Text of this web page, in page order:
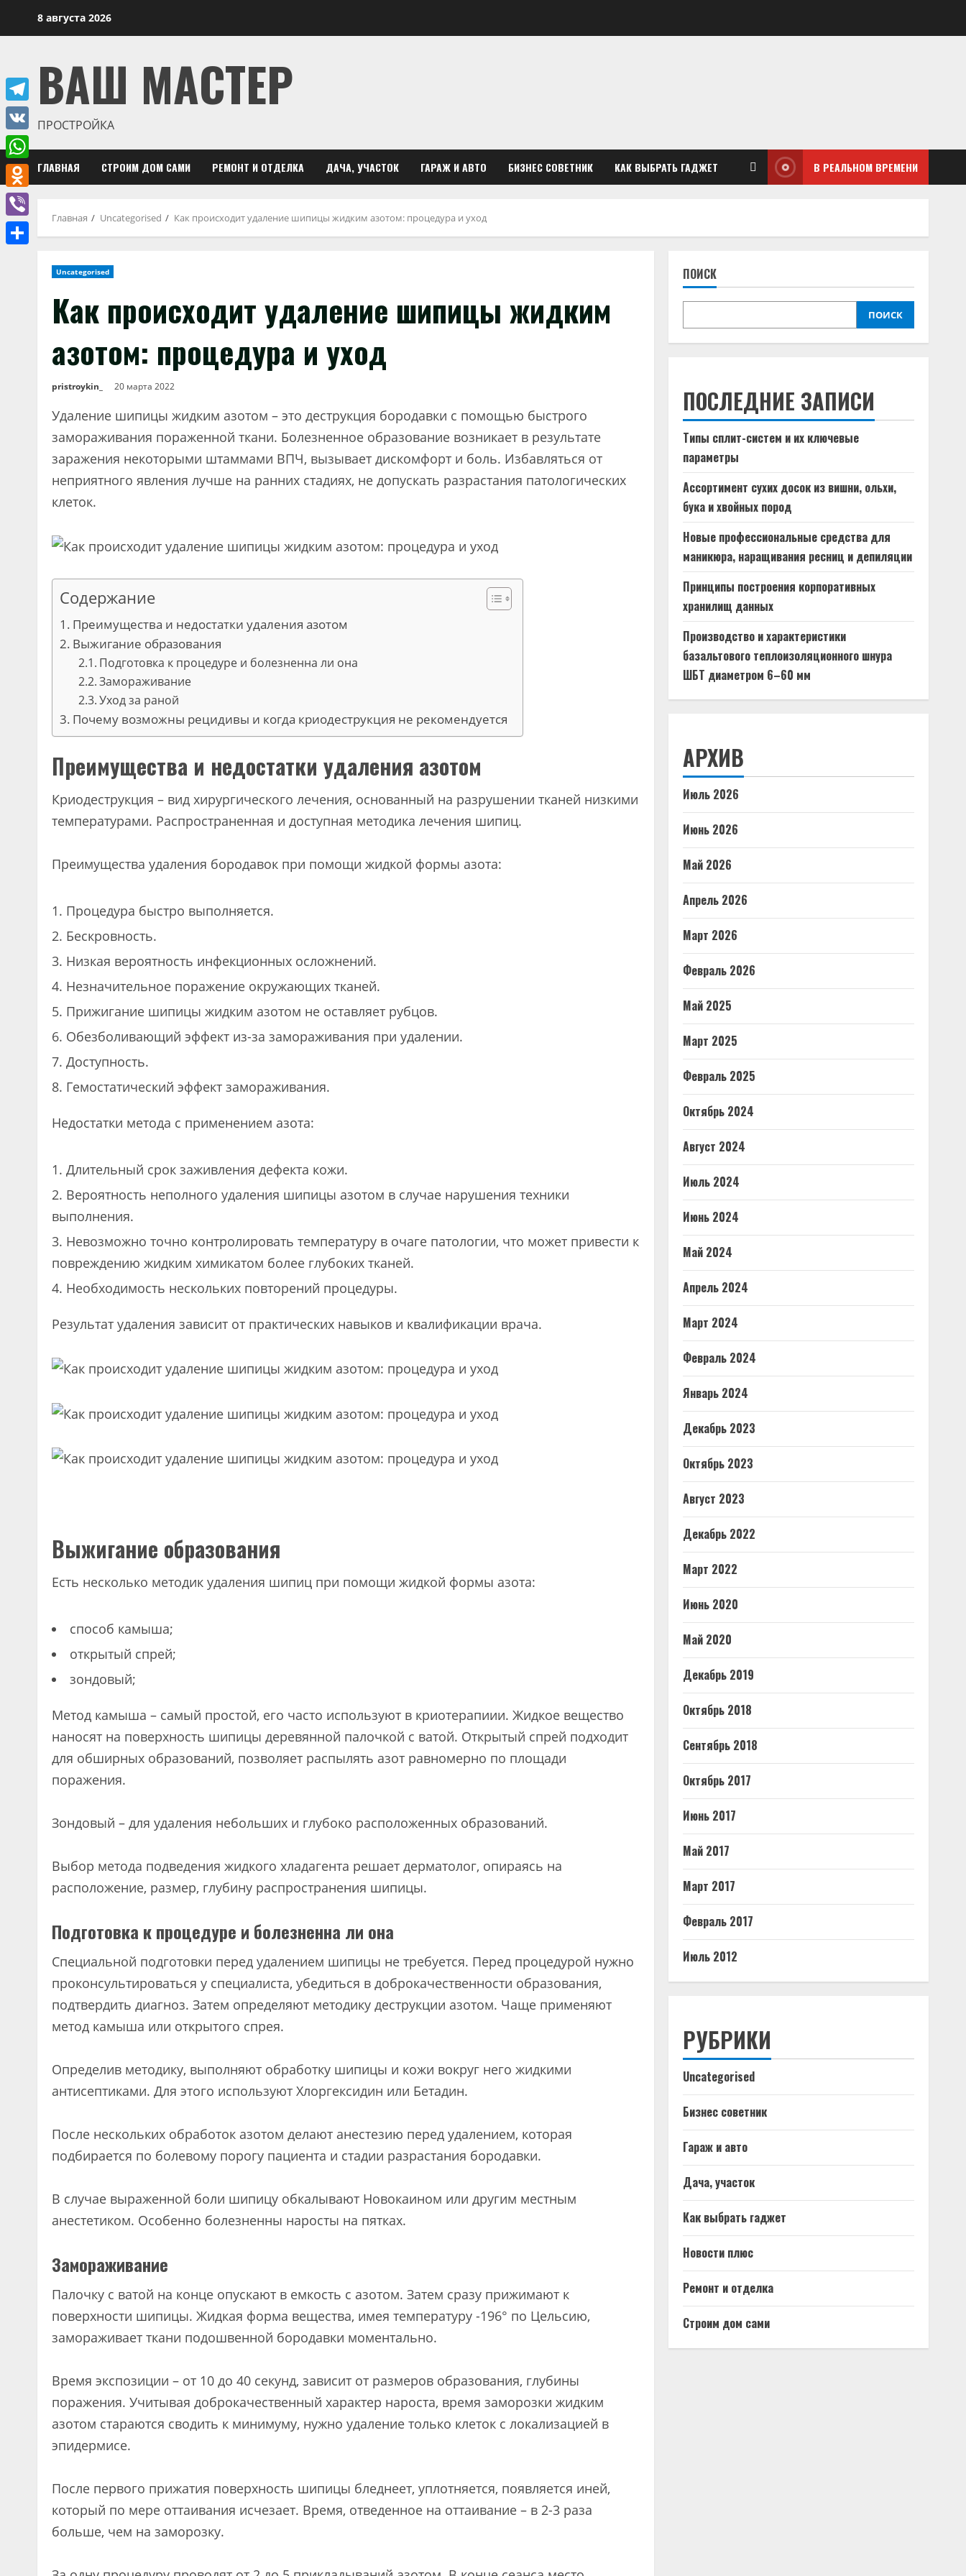
8 августа 2026
ВАШ МАСТЕР
ПРОСТРОЙКА
ГЛАВНАЯ СТРОИМ ДОМ САМИ РЕМОНТ И ОТДЕЛКА ДАЧА, УЧАСТОК ГАРАЖ И АВТО БИЗНЕС СОВЕТНИК КАК ВЫБРАТЬ ГАДЖЕТ В РЕАЛЬНОМ ВРЕМЕНИ
Главная Uncategorised Как происходит удаление шипицы жидким азотом: процедура и уход
Uncategorised
Как происходит удаление шипицы жидким
азотом: процедура и уход
pristroykin_ 20 марта 2022
Удаление шипицы жидким азотом – это деструкция бородавки с помощью быстрого
замораживания пораженной ткани. Болезненное образование возникает в результате
заражения некоторыми штаммами ВПЧ, вызывает дискомфорт и боль. Избавляться от
неприятного явления лучше на ранних стадиях, не допускать разрастания патологических
клеток.
Содержание
Преимущества и недостатки удаления азотом
Выжигание образования
Подготовка к процедуре и болезненна ли она
Замораживание
Уход за раной
Почему возможны рецидивы и когда криодеструкция не рекомендуется
Преимущества и недостатки удаления азотом
Криодеструкция – вид хирургического лечения, основанный на разрушении тканей низкими
температурами. Распространенная и доступная методика лечения шипиц.
Преимущества удаления бородавок при помощи жидкой формы азота:
Процедура быстро выполняется.
Бескровность.
Низкая вероятность инфекционных осложнений.
Незначительное поражение окружающих тканей.
Прижигание шипицы жидким азотом не оставляет рубцов.
Обезболивающий эффект из-за замораживания при удалении.
Доступность.
Гемостатический эффект замораживания.
Недостатки метода с применением азота:
Длительный срок заживления дефекта кожи.
Вероятность неполного удаления шипицы азотом в случае нарушения техники
выполнения.
Невозможно точно контролировать температуру в очаге патологии, что может привести к
повреждению жидким химикатом более глубоких тканей.
Необходимость нескольких повторений процедуры.
Результат удаления зависит от практических навыков и квалификации врача.
Выжигание образования
Есть несколько методик удаления шипиц при помощи жидкой формы азота:
способ камыша;
открытый спрей;
зондовый;
Метод камыша – самый простой, его часто используют в криотерапиии. Жидкое вещество
наносят на поверхность шипицы деревянной палочкой с ватой. Открытый спрей подходит
для обширных образований, позволяет распылять азот равномерно по площади
поражения.
Зондовый – для удаления небольших и глубоко расположенных образований.
Выбор метода подведения жидкого хладагента решает дерматолог, опираясь на
расположение, размер, глубину распространения шипицы.
Подготовка к процедуре и болезненна ли она
Специальной подготовки перед удалением шипицы не требуется. Перед процедурой нужно
проконсультироваться у специалиста, убедиться в доброкачественности образования,
подтвердить диагноз. Затем определяют методику деструкции азотом. Чаще применяют
метод камыша или открытого спрея.
Определив методику, выполняют обработку шипицы и кожи вокруг него жидкими
антисептиками. Для этого используют Хлоргексидин или Бетадин.
После нескольких обработок азотом делают анестезию перед удалением, которая
подбирается по болевому порогу пациента и стадии разрастания бородавки.
В случае выраженной боли шипицу обкалывают Новокаином или другим местным
анестетиком. Особенно болезненны наросты на пятках.
Замораживание
Палочку с ватой на конце опускают в емкость с азотом. Затем сразу прижимают к
поверхности шипицы. Жидкая форма вещества, имея температуру -196° по Цельсию,
замораживает ткани подошвенной бородавки моментально.
Время экспозиции – от 10 до 40 секунд, зависит от размеров образования, глубины
поражения. Учитывая доброкачественный характер нароста, время заморозки жидким
азотом стараются сводить к минимуму, нужно удаление только клеток с локализацией в
эпидермисе.
После первого прижатия поверхность шипицы бледнеет, уплотняется, появляется иней,
который по мере оттаивания исчезает. Время, отведенное на оттаивание – в 2-3 раза
больше, чем на заморозку.
ПОИСК
ПОИСК
ПОСЛЕДНИЕ ЗАПИСИ
Типы сплит-систем и их ключевые
параметры
Ассортимент сухих досок из вишни, ольхи,
бука и хвойных пород
Новые профессиональные средства для
маникюра, наращивания ресниц и депиляции
Принципы построения корпоративных
хранилищ данных
Производство и характеристики
базальтового теплоизоляционного шнура
ШБТ диаметром 6–60 мм
АРХИВ
Июль 2026
Июнь 2026
Май 2026
Апрель 2026
Март 2026
Февраль 2026
Май 2025
Март 2025
Февраль 2025
Октябрь 2024
Август 2024
Июль 2024
Июнь 2024
Май 2024
Апрель 2024
Март 2024
Февраль 2024
Январь 2024
Декабрь 2023
Октябрь 2023
Август 2023
Декабрь 2022
Март 2022
Июнь 2020
Май 2020
Декабрь 2019
Октябрь 2018
Сентябрь 2018
Октябрь 2017
Июнь 2017
Май 2017
Март 2017
Февраль 2017
Июль 2012
РУБРИКИ
Uncategorised
Бизнес советник
Гараж и авто
Дача, участок
Как выбрать гаджет
Новости плюс
Ремонт и отделка
Строим дом сами
Telegram
VK
WhatsApp
Odnoklassniki
Viber